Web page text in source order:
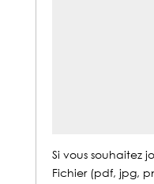
Si vous souhaitez
Fichier (pdf, jpg,